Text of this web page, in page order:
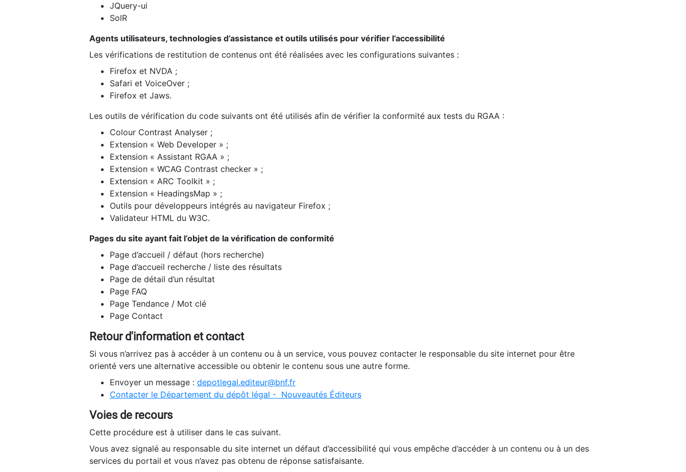
JQuery-ui
SolR
Agents utilisateurs, technologies d’assistance et outils utilisés pour vérifier l’accessibilité
Les vérifications de restitution de contenus ont été réalisées avec les configurations suivantes :
Firefox et NVDA ;
Safari et VoiceOver ;
Firefox et Jaws.
Les outils de vérification du code suivants ont été utilisés afin de vérifier la conformité aux tests du RGAA :
Colour Contrast Analyser ;
Extension « Web Developer » ;
Extension « Assistant RGAA » ;
Extension « WCAG Contrast checker » ;
Extension « ARC Toolkit » ;
Extension « HeadingsMap » ;
Outils pour développeurs intégrés au navigateur Firefox ;
Validateur HTML du W3C.
Pages du site ayant fait l’objet de la vérification de conformité
Page d’accueil / défaut (hors recherche)
Page d’accueil recherche / liste des résultats
Page de détail d’un résultat
Page FAQ
Page Tendance / Mot clé
Page Contact
Retour d'information et contact
Si vous n’arrivez pas à accéder à un contenu ou à un service, vous pouvez contacter le responsable du site internet pour être
orienté vers une alternative accessible ou obtenir le contenu sous une autre forme.
Envoyer un message : depotlegal.editeur@bnf.fr
Contacter le Département du dépôt légal - Nouveautés Éditeurs
Voies de recours
Cette procédure est à utiliser dans le cas suivant.
Vous avez signalé au responsable du site internet un défaut d’accessibilité qui vous empêche d’accéder à un contenu ou à un des
services du portail et vous n’avez pas obtenu de réponse satisfaisante.